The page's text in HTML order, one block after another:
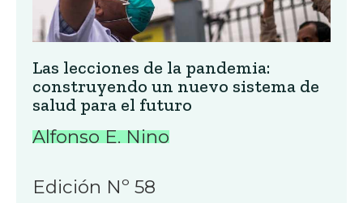
Las lecciones de la pandemia:
construyendo un nuevo sistema de
salud para el futuro
Alfonso E. Nino
Edición Nº 58